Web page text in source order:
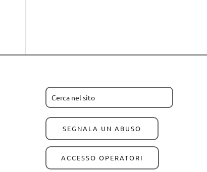
SEGNALA UN ABUSO
ACCESSO OPERATORI